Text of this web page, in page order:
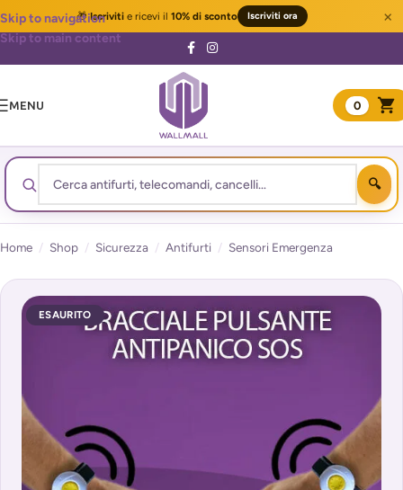
🎁Iscrivitie ricevi il 10% di sconto Iscriviti ora ×
Skip to navigation
Skip to main content
MENU 0
Home / Shop / Sicurezza / Antifurti / Sensori Emergenza
ESAURITO